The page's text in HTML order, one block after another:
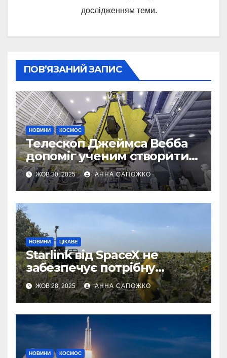
дослідженням теми.
ПОВ’ЯЗАНИЙ ЗАПИС
НОВИНИ КОСМОС
Телескоп Джеймса Вебба
допоміг ученим створити
першу 3D-карту
екзопланети
ЖОВ 30, 2025 АННА САПОЖКО
НОВИНИ ЦІКАВЕ
Starlink від SpaceX не
забезпечує потрібну
швидкість інтернету для
українських бойових
роботів
ЖОВ 28, 2025 АННА САПОЖКО
НОВИНИ КОСМОС